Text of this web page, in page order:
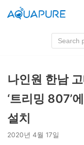
콘
너
뛰
기
나인원 한남
‘트리밍 807’
설치
2020년 4월 17일